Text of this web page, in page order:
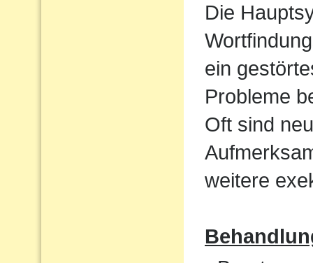
Die
ein
Probleme
Oft sind
weitere